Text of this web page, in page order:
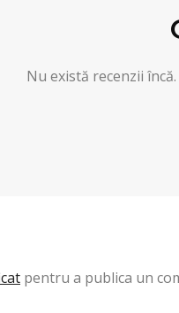
Nu există recenzii
pentru a publica un